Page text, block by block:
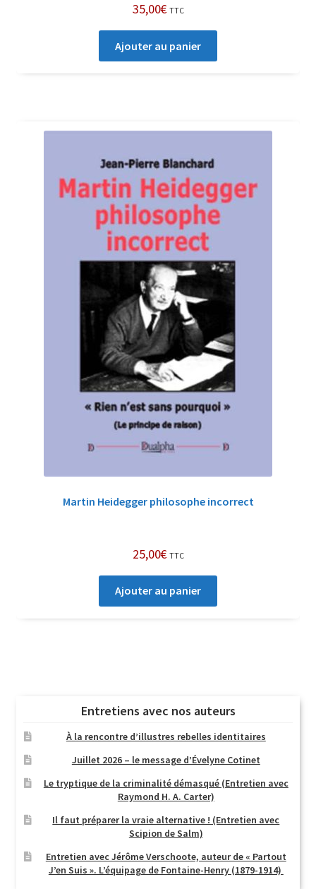
35,00€ TTC
Ajouter au panier
Martin Heidegger philosophe incorrect
25,00€ TTC
Ajouter au panier
Entretiens avec nos auteurs
À la rencontre d’illustres rebelles identitaires
Juillet 2026 – le message d’Évelyne Cotinet
Le tryptique de la criminalité démasqué (Entretien avec
Raymond H. A. Carter)
Il faut préparer la vraie alternative ! (Entretien avec
Scipion de Salm)
Entretien avec Jérôme Verschoote, auteur de « Partout
J’en Suis ». L’équipage de Fontaine-Henry (1879-1914)